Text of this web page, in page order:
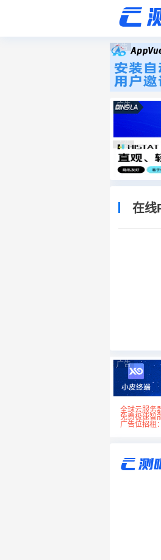
广告
广告
广告
在线
广告
全球云服务
免费极速智
广告位招租